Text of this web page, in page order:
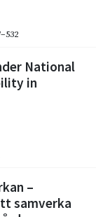
National
in
–
samverka